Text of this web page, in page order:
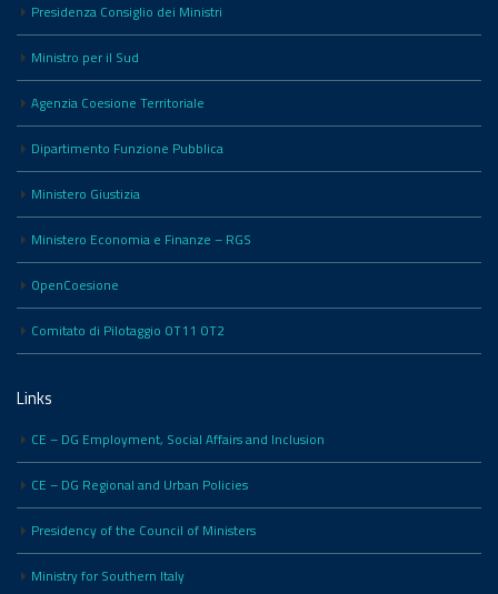
Presidenza Consiglio dei Ministri
Ministro per il Sud
Agenzia Coesione Territoriale
Dipartimento Funzione Pubblica
Ministero Giustizia
Ministero Economia e Finanze – RGS
OpenCoesione
Comitato di Pilotaggio OT11 OT2
Links
CE – DG Employment, Social Affairs and Inclusion
CE – DG Regional and Urban Policies
Presidency of the Council of Ministers
Ministry for Southern Italy